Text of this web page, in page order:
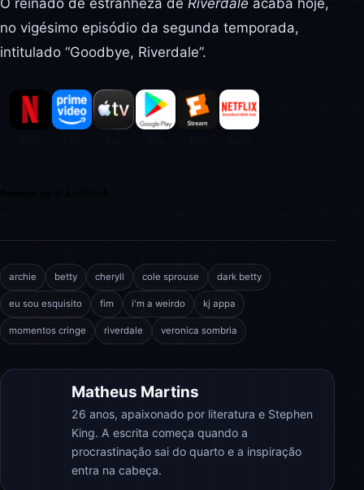
O reinado de estranheza de Riverdale acaba hoje,
no vigésimo episódio da segunda temporada,
intitulado “Goodbye, Riverdale”.
archie betty cheryll cole sprouse dark betty
eu sou esquisito fim i'm a weirdo kj appa
momentos cringe riverdale veronica sombria
Matheus Martins
26 anos, apaixonado por literatura e Stephen
King. A escrita começa quando a
procrastinação sai do quarto e a inspiração
entra na cabeça.